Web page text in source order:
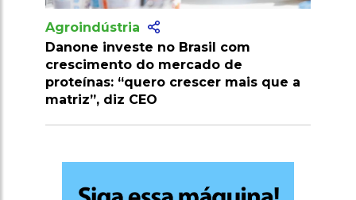
mais que a
Agroindústria
Pesquisa desenvolve palma
resistente a pragas e amplia
econômico